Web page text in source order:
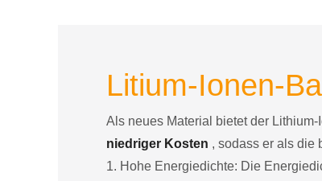
Litium-Ionen-
Als neues Material bietet der
niedriger Kosten , sodass er als die
1. Hohe Energiedichte: Die